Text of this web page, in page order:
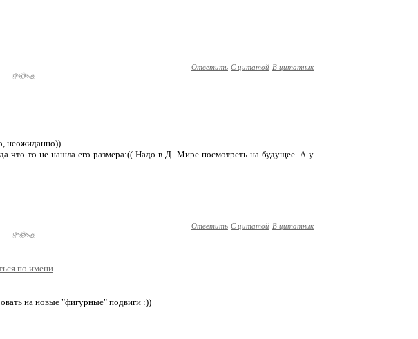
Ответить С цитатой В цитатник
неожиданно))
что-то не нашла его размера:(( Надо в Д. Мире посмотреть на будущее. А у
Ответить С цитатой В цитатник
по имени
на новые "фигурные" подвиги :))